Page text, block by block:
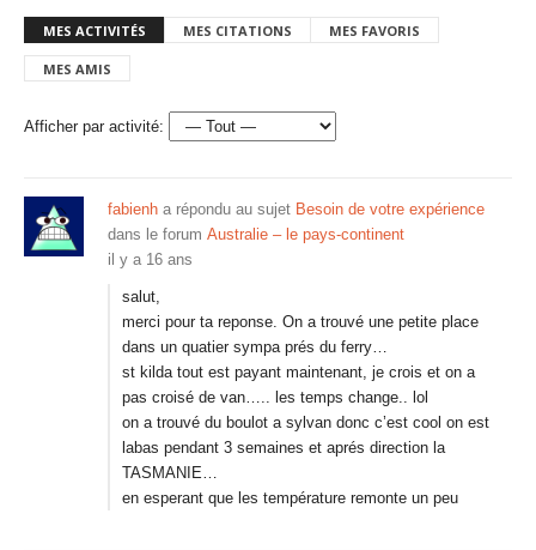
MES ACTIVITÉS MES CITATIONS MES FAVORIS
MES AMIS
Afficher par activité:
fabienh a répondu au sujet Besoin de votre expérience
dans le forum Australie – le pays-continent
il y a 16 ans
salut,
merci pour ta reponse. On a trouvé une petite place
dans un quatier sympa prés du ferry…
st kilda tout est payant maintenant, je crois et on a
pas croisé de van….. les temps change.. lol
on a trouvé du boulot a sylvan donc c’est cool on est
labas pendant 3 semaines et aprés direction la
TASMANIE…
en esperant que les température remonte un peu